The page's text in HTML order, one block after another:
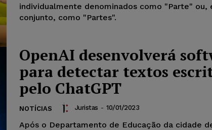
individualmente denominados como "Parte" ou,
conjunto, como "Partes".
OpenAI desenvolverá
para detectar textos
pelo ChatGPT
NOTÍCIAS Juristas - 10/01/2023
Após o Departamento de Educação da cidade